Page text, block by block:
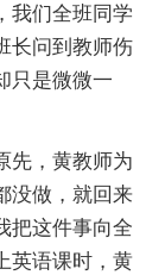
我们全班同学
长问到教师伤
只是微微一
先，黄教师为
没做，就回来
把这件事向全
英语课时，黄